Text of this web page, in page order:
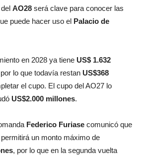
AO28 será clave para conocer las
puede hacer uso el Palacio de
en 2028 ya tiene US$ 1.632
lo que todavía restan US$368
el cupo. El cupo del AO27 lo
US$2.000 millones.
Federico Furiase comunicó que
un monto máximo de
, por lo que en la segunda vuelta